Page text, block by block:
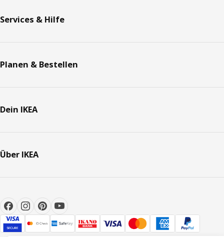
Services & Hilfe
Planen & Bestellen
Dein IKEA
Über IKEA